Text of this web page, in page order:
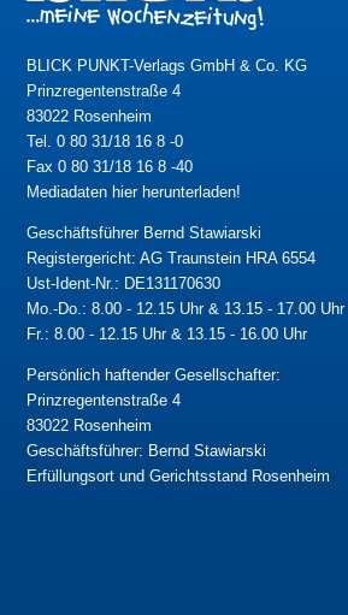
BLICK PUNKT-Verlags GmbH & Co. KG
Prinzregentenstraße 4
83022 Rosenheim
Tel. 0 80 31/18 16 8 -0
Fax 0 80 31/18 16 8 -40
Mediadaten hier herunterladen!
Geschäftsführer Bernd Stawiarski
Registergericht: AG Traunstein HRA 6554
Ust-Ident-Nr.: DE131170630
Mo.-Do.: 8.00 - 12.15 Uhr & 13.15 - 17.00 Uhr
Fr.: 8.00 - 12.15 Uhr & 13.15 - 16.00 Uhr
Persönlich haftender Gesellschafter:
Prinzregentenstraße 4
83022 Rosenheim
Geschäftsführer: Bernd Stawiarski
Erfüllungsort und Gerichtsstand Rosenheim